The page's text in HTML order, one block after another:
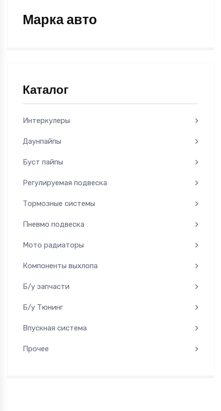
Марка авто
Каталог
Интеркулеры
Даунпайпы
Буст пайпы
Регулируемая подвеска
Тормозные системы
Пневмо подвеска
Мото радиаторы
Компоненты выхлопа
Б/у запчасти
Б/у Тюнинг
Впускная система
Прочее